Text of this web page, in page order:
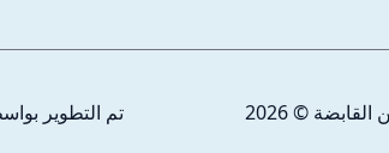
القابضة ©
2026 تم التطوير